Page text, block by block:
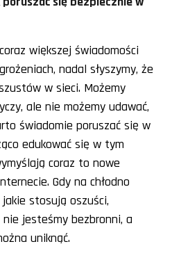
większej świadomości
nadal słyszymy, że
w sieci. Możemy
ale nie możemy udawać,
świadomie poruszać się w
edukować się w tym
coraz to nowe
Gdy na chłodno
stosują oszuści,
jesteśmy bezbronni, a
uniknąć.